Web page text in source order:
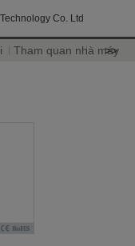
Co. Ltd
Tham quan nhà máy
>>